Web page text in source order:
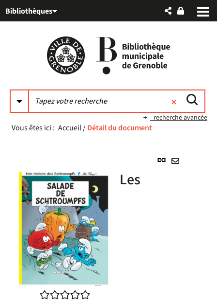
au
auBibliothèques
recherche avancée
Vous êtes ici : Accueil/Détail du document
Lien
/5
Les